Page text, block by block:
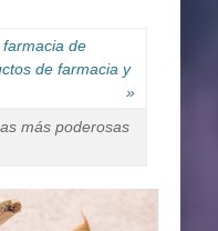
de
de farmacia y
»
más poderosas